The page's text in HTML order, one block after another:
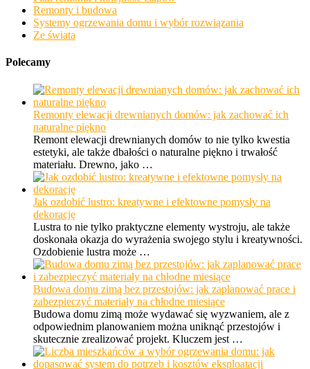
Remonty i budowa
Systemy ogrzewania domu i wybór rozwiązania
Ze świata
Polecamy
Remonty elewacji drewnianych domów: jak zachować ich
naturalne piękno
Remont elewacji drewnianych domów to nie tylko kwestia
estetyki, ale także dbałości o naturalne piękno i trwałość
materiału. Drewno, jako …
Jak ozdobić lustro: kreatywne i efektowne pomysły na
dekorację
Lustra to nie tylko praktyczne elementy wystroju, ale także
doskonała okazja do wyrażenia swojego stylu i kreatywności.
Ozdobienie lustra może …
Budowa domu zimą bez przestojów: jak zaplanować prace i
zabezpieczyć materiały na chłodne miesiące
Budowa domu zimą może wydawać się wyzwaniem, ale z
odpowiednim planowaniem można uniknąć przestojów i
skutecznie zrealizować projekt. Kluczem jest …